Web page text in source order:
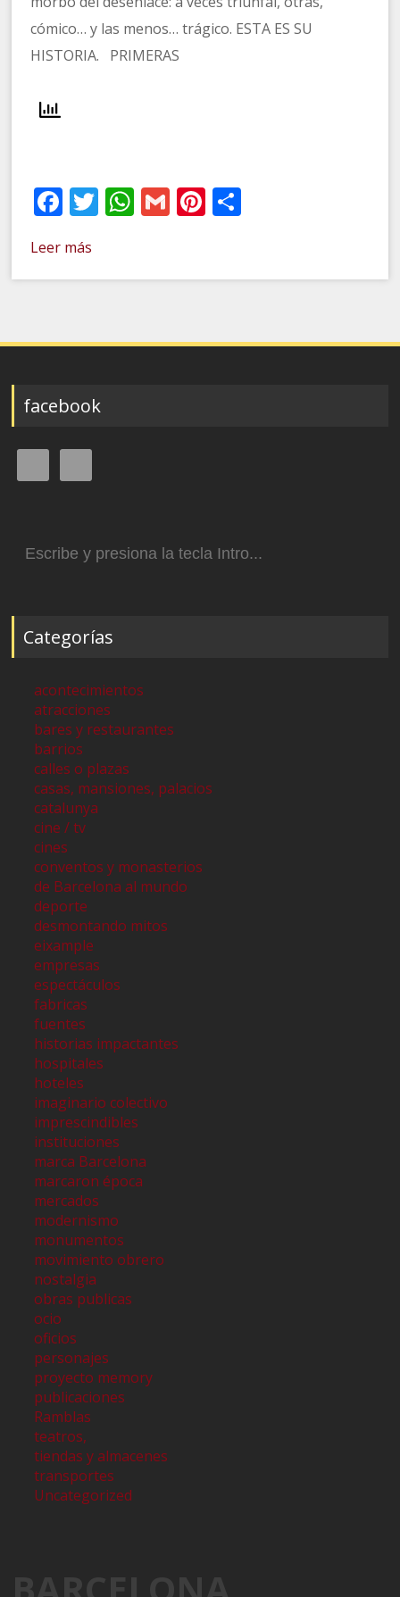
cómico… y las menos… trágico. ESTA ES SU
HISTORIA. PRIMERAS
Facebook
Twitter
WhatsApp
GmailPinterest
Leer más
facebook
Categorías
acontecimientos
atracciones
bares y restaurantes
barrios
calles o plazas
casas, mansiones, palacios
catalunya
cine / tv
cines
conventos y monasterios
de Barcelona al mundo
deporte
desmontando mitos
eixample
empresas
espectáculos
fabricas
fuentes
historias impactantes
hospitales
hoteles
imaginario colectivo
imprescindibles
instituciones
marca Barcelona
marcaron época
mercados
modernismo
monumentos
movimiento obrero
nostalgia
obras publicas
ocio
oficios
personajes
proyecto memory
publicaciones
Ramblas
teatros,
tiendas y almacenes
transportes
Uncategorized